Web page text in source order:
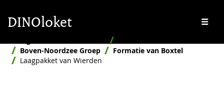
DINOloket
Boven-Noordzee Groep
Formatie van Boxtel
Laagpakket van Wierden